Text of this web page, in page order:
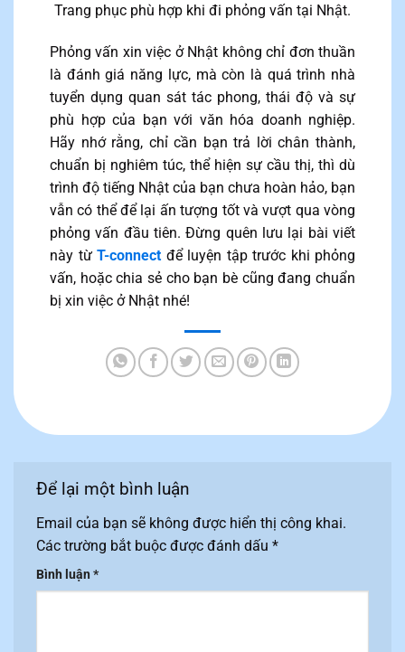
Trang phục phù hợp khi đi phỏng vấn tại Nhật.
Phỏng vấn xin việc ở Nhật không chỉ đơn thuần
là đánh giá năng lực, mà còn là quá trình nhà
tuyển dụng quan sát tác phong, thái độ và sự
phù hợp của bạn với văn hóa doanh nghiệp.
Hãy nhớ rằng, chỉ cần bạn trả lời chân thành,
chuẩn bị nghiêm túc, thể hiện sự cầu thị, thì dù
trình độ tiếng Nhật của bạn chưa hoàn hảo, bạn
vẫn có thể để lại ấn tượng tốt và vượt qua vòng
phỏng vấn đầu tiên. Đừng quên lưu lại bài viết
này từ T-connect để luyện tập trước khi phỏng
vấn, hoặc chia sẻ cho bạn bè cũng đang chuẩn
bị xin việc ở Nhật nhé!
Để lại một bình luận
Email của bạn sẽ không được hiển thị công khai.
Các trường bắt buộc được đánh dấu *
Bình luận*